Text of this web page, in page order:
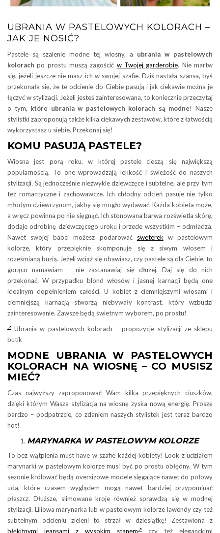
UBRANIA W PASTELOWYCH KOLORACH –
JAK JE NOSIĆ?
Pastele są szalenie modne tej wiosny, a ubrania w pastelowych
kolorach po prostu muszą zagościć w Twojej garderobie. Nie martw
się, jeżeli jeszcze nie masz ich w swojej szafie. Dziś nastała szansa, byś
przekonała się, że te odcienie do Ciebie pasują i jak ciekawie można je
łączyć w stylizacji. Jeżeli jesteś zainteresowana, to koniecznie przeczytaj
o tym, które ubrania w pastelowych kolorach są modne! Nasze
stylistki zaproponują także kilka ciekawych zestawów, które z łatwością
wykorzystasz u siebie. Przekonaj się!
KOMU PASUJĄ PASTELE?
Wiosna jest porą roku, w której pastele cieszą się największą
popularnością. To one wprowadzają lekkość i świeżość do naszych
stylizacji. Są jednocześnie niezwykle dziewczęce i subtelne, ale przy tym
też romantyczne i zachowawcze. Ich chłodny odcień pasuje nie tylko
młodym dziewczynom, jakby się mogło wydawać. Każda kobieta może,
a wręcz powinna po nie sięgnąć. Ich stonowana barwa rozświetla skórę,
dodaje odrobinę dziewczęcego uroku i przede wszystkim – odmładza.
Nawet swojej babci możesz podarować sweterek w pastelowym
kolorze, który przepięknie skomponuje się z siwym włosem i
roześmianą buzią. Jeżeli wciąż się obawiasz, czy pastele są dla Ciebie, to
gorąco namawiam – nie zastanawiaj się dłużej. Daj się do nich
przekonać. W przypadku blond włosów i jasnej karnacji będą one
idealnym dopełnieniem całości. U kobiet z ciemniejszymi włosami i
ciemniejszą karnacją stworzą niebywały kontrast, który wzbudzi
zainteresowanie. Zawsze będą świetnym wyborem, po prostu!
Ubrania w pastelowych kolorach – propozycje stylizacji ze sklepu
butik
MODNE UBRANIA W PASTELOWYCH
KOLORACH NA WIOSNĘ – CO MUSISZ
MIEĆ?
Czas najwyższy zaproponować Wam kilka przepięknych ciuszków,
dzięki którym Wasza stylizacja na wiosnę zyska nową energię. Proszę
bardzo – podpatrzcie, co zdaniem naszych stylistek jest teraz bardzo
hot!
MARYNARKA W PASTELOWYM KOLORZE
To bez wątpienia must have w szafie każdej kobiety! Look z udziałem
marynarki w pastelowym kolorze musi być po prostu obłędny. W tym
sezonie królować będą oversizowe modele sięgające nawet do połowy
uda, które czasem wyglądem mogą nawet bardziej przypominać
płaszcz. Dłuższe, slimowane kroje również sprawdzą się w modnej
stylizacji. Liliowa marynarka lub w pastelowym kolorze lawendy czy też
subtelnym odcieniu zieleni to strzał w dziesiątkę! Zestawiona z
błękitnymi jeansami z wysokim stanem
czy też eleganckimi